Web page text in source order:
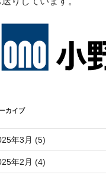
カイブ
年3月 (5)
年2月 (4)